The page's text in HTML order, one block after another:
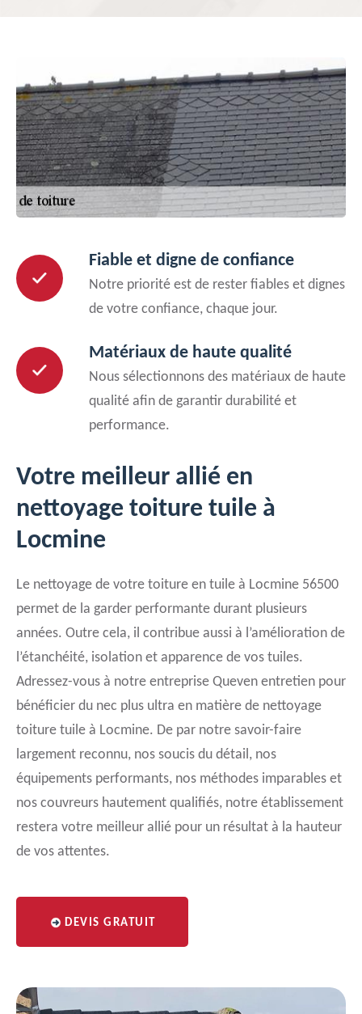
Fiable et digne de confiance
Notre priorité est de rester fiables et dignes
de votre confiance, chaque jour.
Matériaux de haute qualité
Nous sélectionnons des matériaux de haute
qualité afin de garantir durabilité et
performance.
Votre meilleur allié en
nettoyage toiture tuile à
Locmine
Le nettoyage de votre toiture en tuile à Locmine 56500
permet de la garder performante durant plusieurs
années. Outre cela, il contribue aussi à l’amélioration de
l’étanchéité, isolation et apparence de vos tuiles.
Adressez-vous à notre entreprise Queven entretien pour
bénéficier du nec plus ultra en matière de nettoyage
toiture tuile à Locmine. De par notre savoir-faire
largement reconnu, nos soucis du détail, nos
équipements performants, nos méthodes imparables et
nos couvreurs hautement qualifiés, notre établissement
restera votre meilleur allié pour un résultat à la hauteur
de vos attentes.
DEVIS GRATUIT